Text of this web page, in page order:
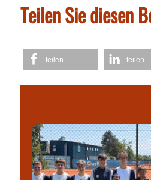
Teilen Sie diesen
teilen teilen